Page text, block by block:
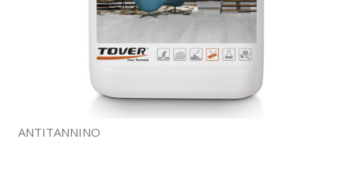
ANTITANNINO